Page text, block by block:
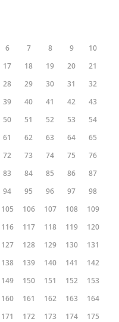
6 7 8 9
10
17 18 19 20
21
28 29 30 31
32
39 40 41 42
43
50 51 52 53
54
61 62 63 64
65
72 73 74 75
76
83 84 85 86
87
94 95 96 97
98
105 106 107 108
109
116 117 118 119
120
127 128 129 130
131
138 139 140 141
142
149 150 151 152
153
160 161 162 163
164
171 172 173 174
175